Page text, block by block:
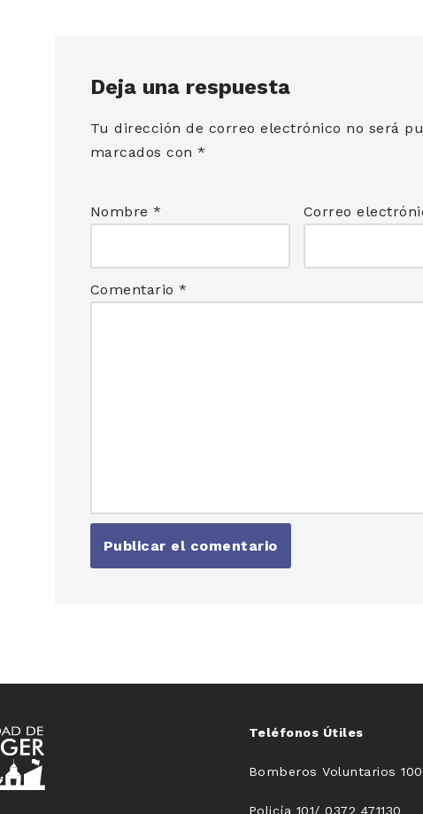
Deja una respuesta
Tu dirección de correo electrónico no será
marcados con *
Nombre * Correo
Comentario *
Teléfonos Útiles
Bomberos Voluntarios
Policía 101/ 0372 471130